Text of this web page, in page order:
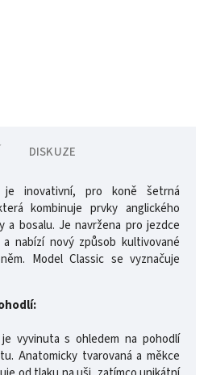
DISKUZE
je inovativní, pro koně šetrná
kombinuje prvky anglického
a bosalu. Je navržena pro jezdce
nabízí nový způsob kultivované
Model Classic se vyznačuje
je vyvinuta s ohledem na pohodlí
Anatomicky tvarovaná a měkce